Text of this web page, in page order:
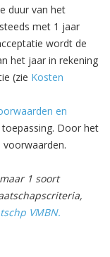
duur van het
met 1 jaar
wordt de
het jaar in rekening
(zie Kosten
en
Door het
voorwaarden.
1 soort
VMBN.